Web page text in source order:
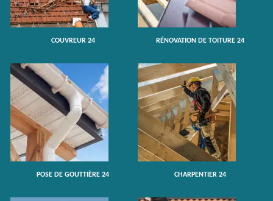
COUVREUR 24 RÉNOVATION DE TOITURE 24
POSE DE GOUTTIÈRE 24 CHARPENTIER 24